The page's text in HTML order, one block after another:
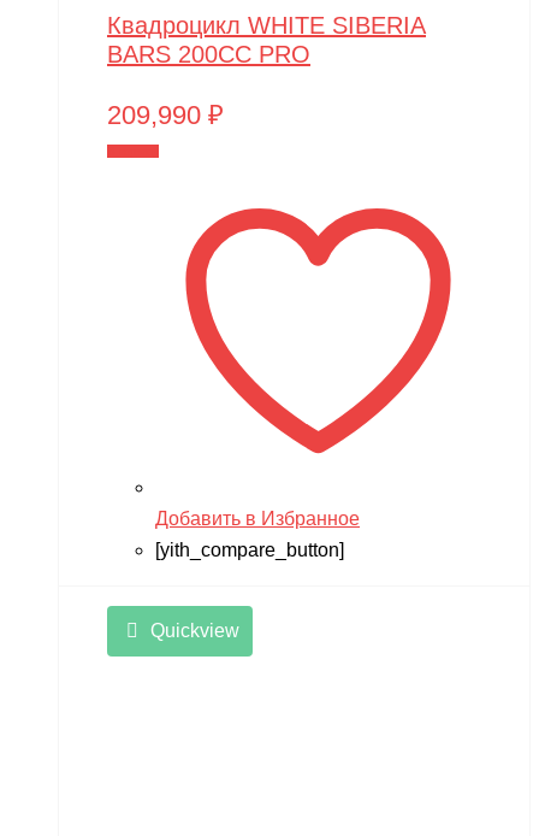
Квадроцикл WHITE SIBERIA
BARS 200CC PRO
209,990 ₽
Добавить в Избранное
[yith_compare_button]
Quickview